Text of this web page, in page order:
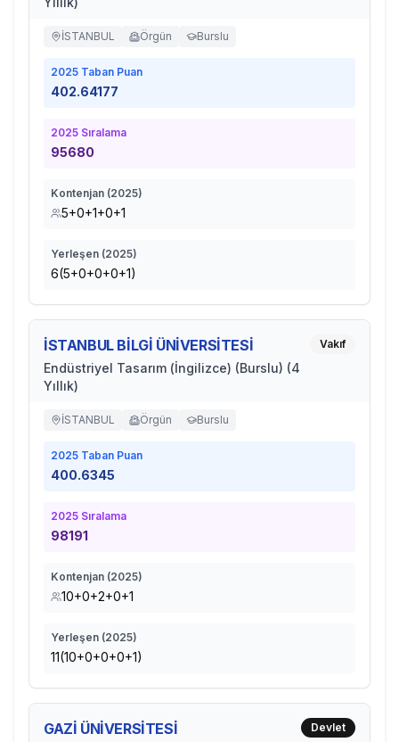
İSTANBUL Örgün Burslu
2025 Taban Puan
402.64177
2025 Sıralama
95680
Kontenjan (2025)
5+0+1+0+1
Yerleşen (2025)
6(5+0+0+0+1)
İSTANBUL BİLGİ ÜNİVERSİTESİ
Endüstriyel Tasarım (İngilizce) (Burslu) (4
Yıllık)
Vakıf
İSTANBUL Örgün Burslu
2025 Taban Puan
400.6345
2025 Sıralama
98191
Kontenjan (2025)
10+0+2+0+1
Yerleşen (2025)
11(10+0+0+0+1)
GAZİ ÜNİVERSİTESİ Devlet